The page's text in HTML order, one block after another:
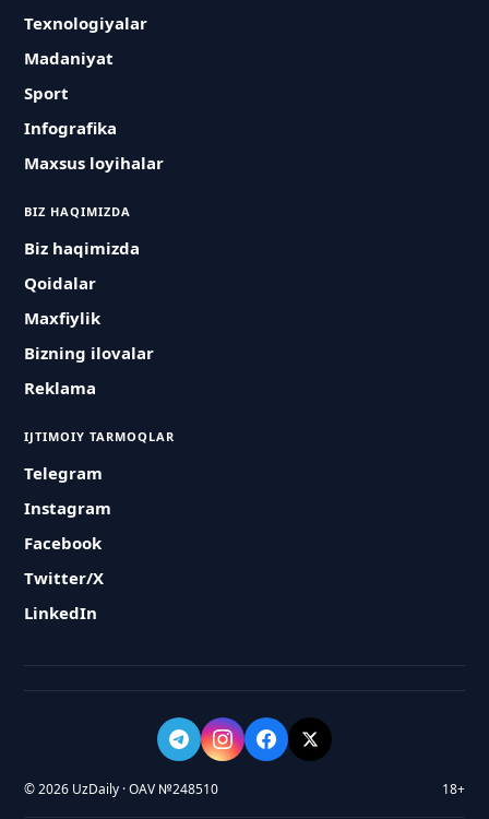
Texnologiyalar
Madaniyat
Sport
Infografika
Maxsus loyihalar
BIZ HAQIMIZDA
Biz haqimizda
Qoidalar
Maxfiylik
Bizning ilovalar
Reklama
IJTIMOIY TARMOQLAR
Telegram
Instagram
Facebook
Twitter/X
LinkedIn
© 2026 UzDaily · OAV №248510 18+